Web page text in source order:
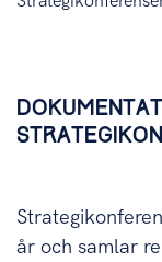
år och samlar